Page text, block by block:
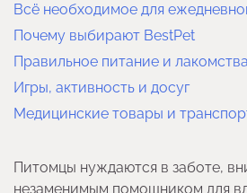
Всё необходимое для
Почему выбирают BestPet
Правильное питание и лакомства
Игры, активность и досуг
Медицинские товары и
Питомцы нуждаются в заботе,
незаменимым помощником для